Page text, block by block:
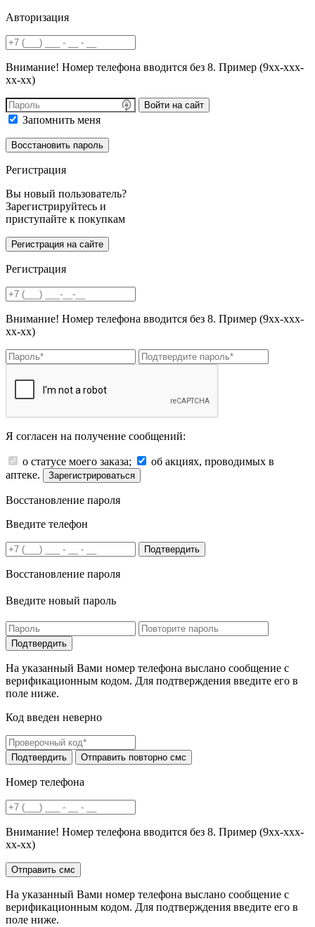
Авторизация
Внимание! Номер телефона вводится без 8. Пример (9хх-ххх-
хх-хх)
Войти на сайт
Запомнить меня
Регистрация
Вы новый пользователь?
Зарегистрируйтесь и
приступайте к покупкам
Регистрация
Внимание! Номер телефона вводится без 8. Пример (9хх-ххх-
хх-хх)
Я согласен на получение сообщений:
о статусе моего заказа;
об акциях, проводимых в
аптеке.
Зарегистрироваться
Восстановление пароля
Введите телефон
Подтвердить
Восстановление пароля
Введите новый пароль
На указанный Вами номер телефона выслано сообщение с
верификационным кодом. Для подтверждения введите его в
поле ниже.
Код введен неверно
Номер телефона
Внимание! Номер телефона вводится без 8. Пример (9хх-ххх-
хх-хх)
На указанный Вами номер телефона выслано сообщение с
верификационным кодом. Для подтверждения введите его в
поле ниже.